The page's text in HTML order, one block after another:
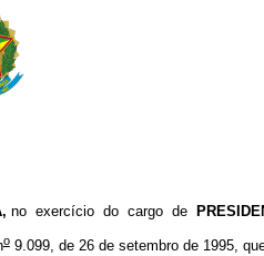
no exercício do cargo de
o9.099, de 26 de setembro de 1995,